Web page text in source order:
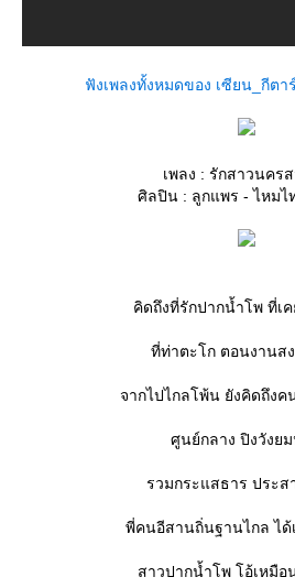
ฟังเพลงทั้งหมดของ เซียน_กีตา
เพลง : รักสาวนคร
ศิลปิน : ลูกแพร - ไหมไ
คิดถึงที่รักปากน้ำโพ ที่เ
ที่ท่าตะโก ตอนงานส
จากไปไกลโพ้น ยังคิดถึง
ศูนย์กลาง ปิงวังย
รวมกระแสธาร ประส
พี่คนอีสานถิ่นฐานไกล ได้
สาวปากน้ำโพ โอ้เหมือ